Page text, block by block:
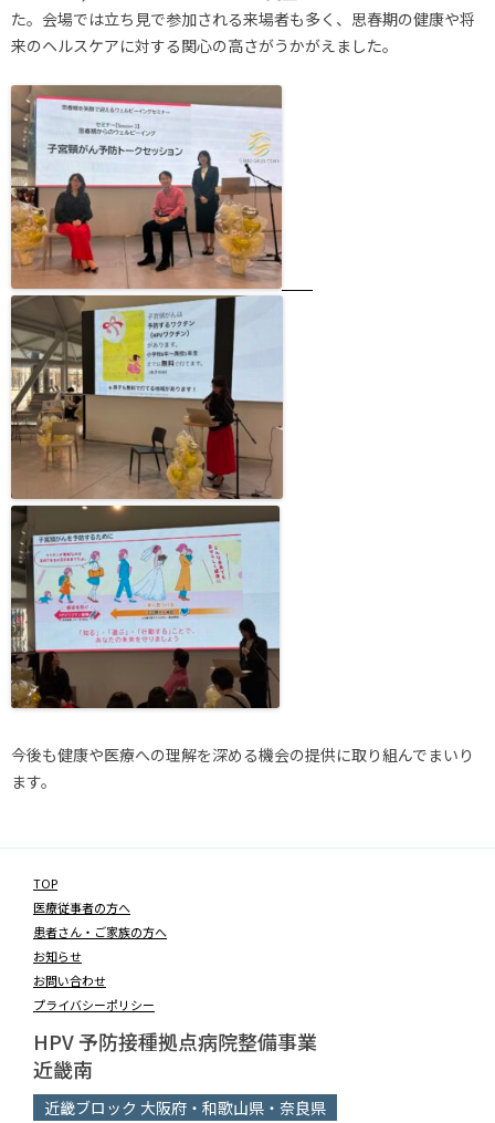
た。会場では立ち見で参加される来場者も多く、思春期の健康や将
来のヘルスケアに対する関心の高さがうかがえました。
今後も健康や医療への理解を深める機会の提供に取り組んでまいり
ます。
TOP
医療従事者の方へ
患者さん・ご家族の方へ
お知らせ
お問い合わせ
プライバシーポリシー
HPV 予防接種拠点病院整備事業
近畿南
近畿ブロック 大阪府・和歌山県・奈良県